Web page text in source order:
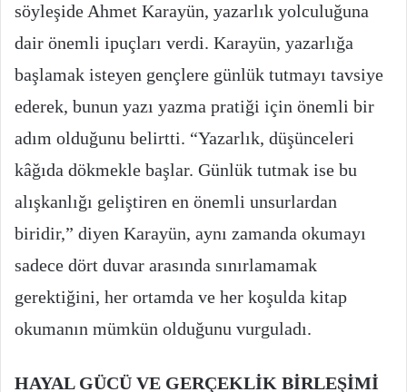
söyleşide Ahmet Karayün, yazarlık yolculuğuna
dair önemli ipuçları verdi. Karayün, yazarlığa
başlamak isteyen gençlere günlük tutmayı tavsiye
ederek, bunun yazı yazma pratiği için önemli bir
adım olduğunu belirtti. “Yazarlık, düşünceleri
kâğıda dökmekle başlar. Günlük tutmak ise bu
alışkanlığı geliştiren en önemli unsurlardan
biridir,” diyen Karayün, aynı zamanda okumayı
sadece dört duvar arasında sınırlamamak
gerektiğini, her ortamda ve her koşulda kitap
okumanın mümkün olduğunu vurguladı.
HAYAL GÜCÜ VE GERÇEKLİK BİRLEŞİMİ